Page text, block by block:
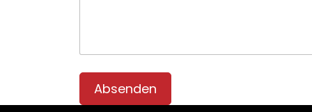
Absenden